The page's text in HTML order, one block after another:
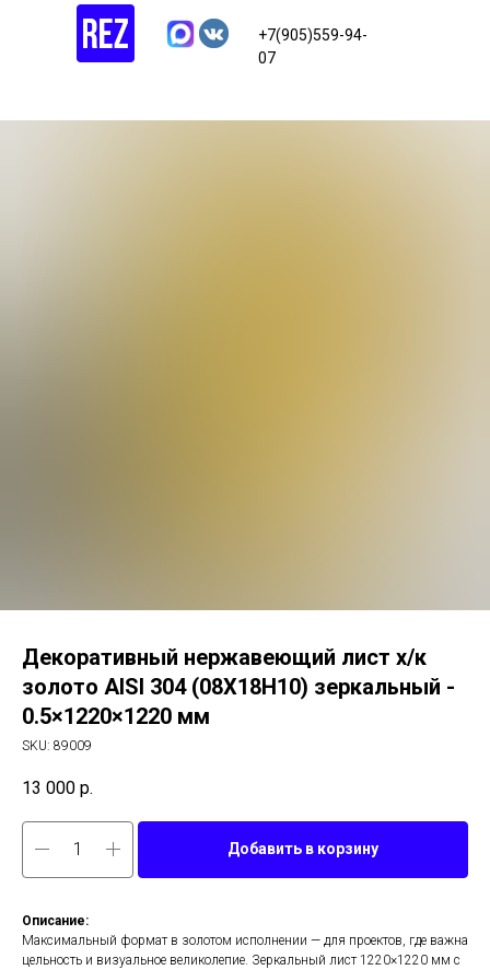
+7(905)559-94-
07
Декоративный нержавеющий лист х/к
золото AISI 304 (08Х18Н10) зеркальный -
0.5×1220×1220 мм
SKU: 89009
13 000 р.
Добавить в корзину
Описание:
Максимальный формат в золотом исполнении — для проектов, где важна
цельность и визуальное великолепие. Зеркальный лист 1220×1220 мм с